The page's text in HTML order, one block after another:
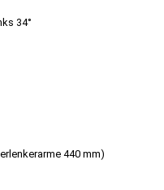
34°
440 mm)